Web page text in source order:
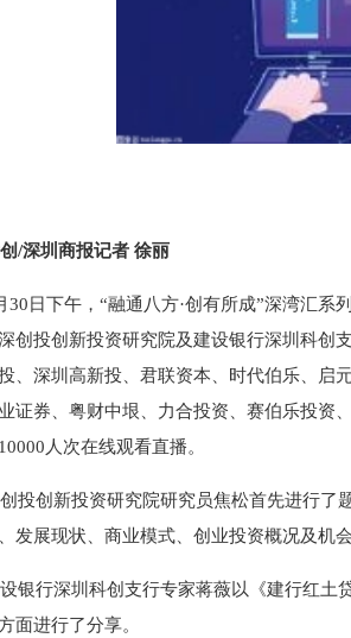
/深圳商报记者 徐丽
30日下午，“融通八方·创有所成”深湾汇
创投创新投资研究院及建设银行深圳科创
、深圳高新投、君联资本、时代伯乐、启
证券、粤财中垠、力合投资、赛伯乐投资
人次在线观看直播。
投创新投资研究院研究员焦松首先进行了
发展现状、商业模式、创业投资概况及机
银行深圳科创支行专家蒋薇以《建行红土
面进行了分享。